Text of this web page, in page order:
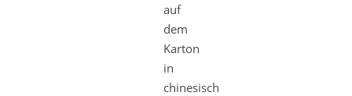
auf
dem
Karton
in
chinesisch